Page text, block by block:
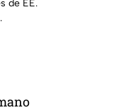
de EE.